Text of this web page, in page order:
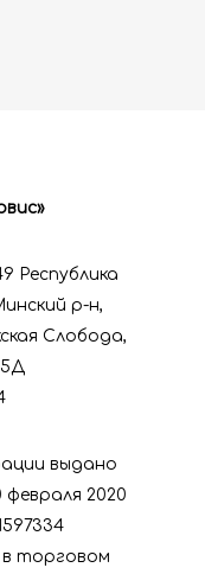
Республика
р-н,
Слобода,
выдано
2020
торговом
за